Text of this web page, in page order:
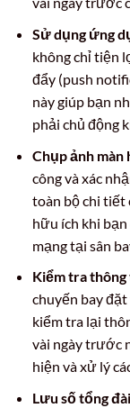
Sử dụng ứng
không chỉ tiện
đẩy (push
này giúp bạn
phải chủ động
Chụp ảnh màn
công và xác
toàn bộ chi tiết
hữu ích khi
mạng tại sân
Kiểm tra
chuyến bay
kiểm tra lại
vài ngày trước
hiện và xử lý
Lưu số tổng